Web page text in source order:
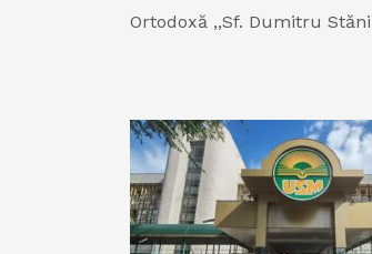
Ortodoxă ,,Sf. Dumitru